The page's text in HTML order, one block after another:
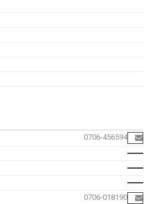
0706-456594
0706-018190